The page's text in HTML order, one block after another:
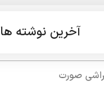
آخرین نوشته ها
صورت